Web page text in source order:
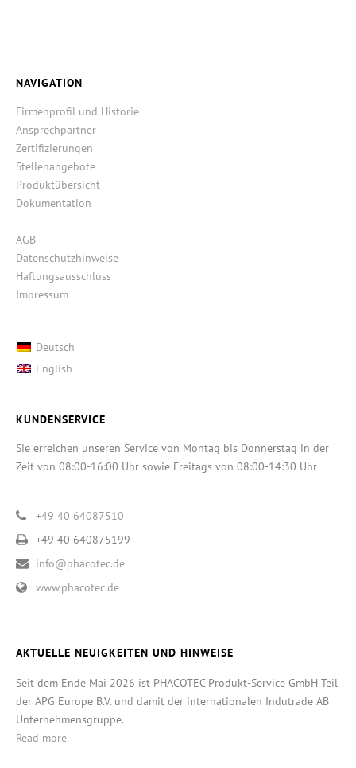
NAVIGATION
Firmenprofil und Historie
Ansprechpartner
Zertifizierungen
Stellenangebote
Produktübersicht
Dokumentation
AGB
Datenschutzhinweise
Haftungsausschluss
Impressum
Deutsch
English
KUNDENSERVICE
Sie erreichen unseren Service von Montag bis Donnerstag in der
Zeit von 08:00-16:00 Uhr sowie Freitags von 08:00-14:30 Uhr
+49 40 64087510
+49 40 640875199
info@phacotec.de
www.phacotec.de
AKTUELLE NEUIGKEITEN UND HINWEISE
Seit dem Ende Mai 2026 ist PHACOTEC Produkt-Service GmbH Teil
der APG Europe B.V. und damit der internationalen Indutrade AB
Unternehmensgruppe.
Read more